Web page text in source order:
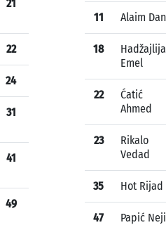
21
22
24
31
41
49
11 Alaim
18
Hadžajlija
Emel
22
Ćatić
Ahmed
23
Rikalo
Vedad
35 Hot Rijad
47 Papić